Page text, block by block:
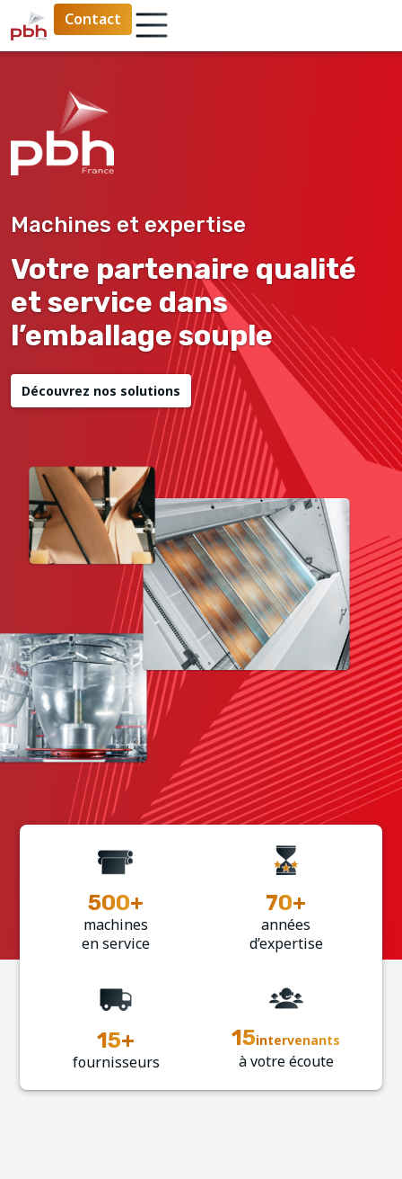
Contact
Machines et expertise
Votre partenaire qualité
et service dans
l’emballage souple
Découvrez nos solutions
500+
machines
en service
70+
années
d’expertise
15+
fournisseurs
15intervenants
à votre écoute